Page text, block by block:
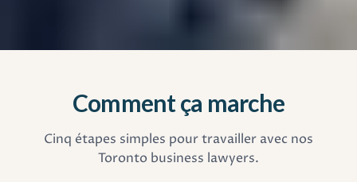
Comment ça marche
Cinq étapes simples pour travailler avec nos
Toronto business lawyers.